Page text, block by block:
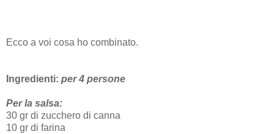
Ecco a voi cosa ho combinato.
Ingredienti: per 4 persone
Per la salsa:
30 gr di zucchero di canna
10 gr di farina